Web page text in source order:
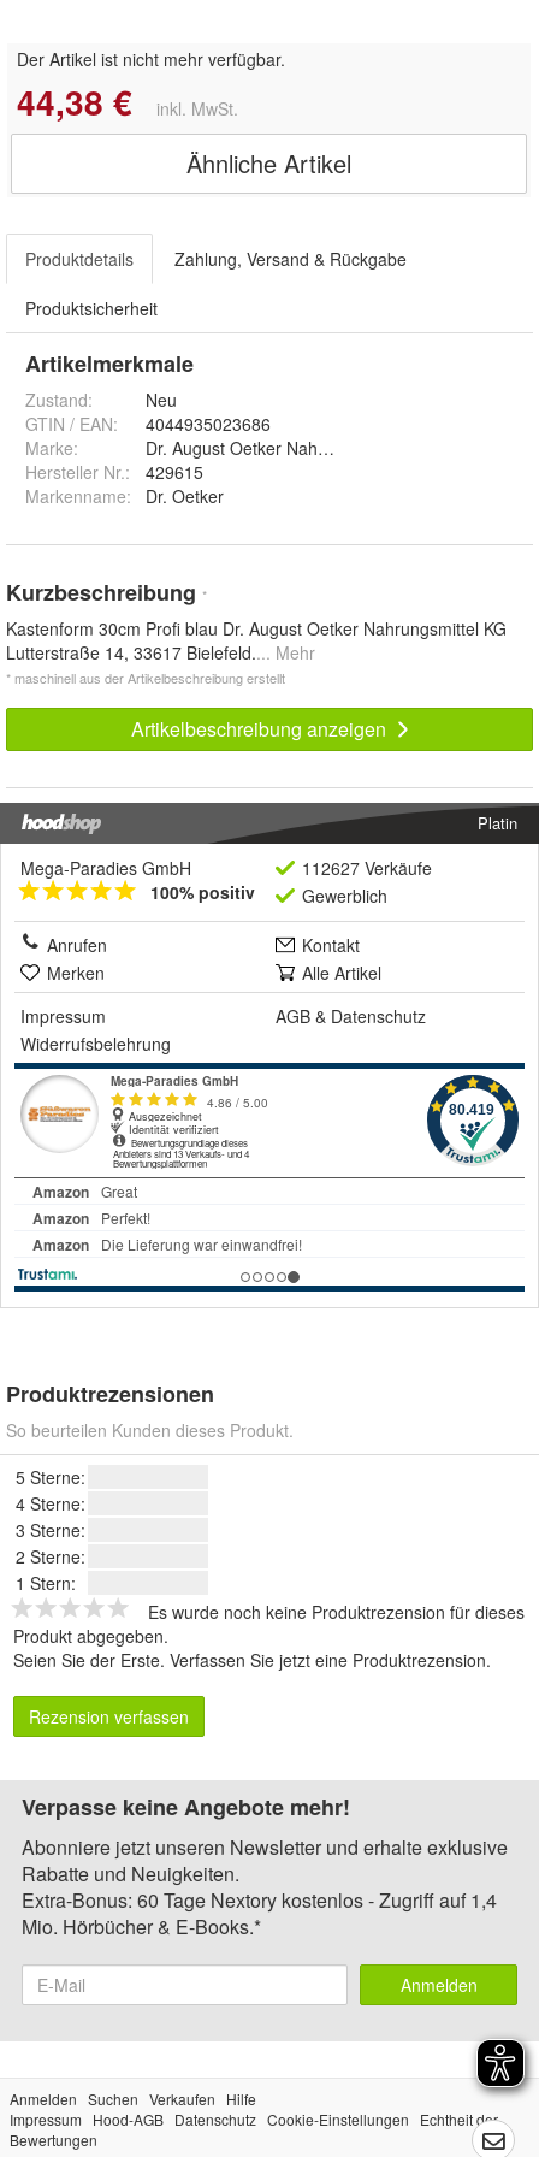
Der Artikel ist nicht mehr verfügbar.
44,38 € inkl. MwSt.
Ähnliche Artikel
Produktdetails Zahlung, Versand & Rückgabe
Produktsicherheit
Artikelmerkmale
Zustand:
Neu
GTIN / EAN:
4044935023686
Marke:
Dr. August Oetker Nahrungsmittel KG
Hersteller Nr.:
429615
Markenname: Dr. Oetker
Kurzbeschreibung *
Kastenform 30cm Profi blau Dr. August Oetker Nahrungsmittel KG
Lutterstraße 14, 33617 Bielefeld.... Mehr
* maschinell aus der Artikelbeschreibung erstellt
Artikelbeschreibung anzeigen
Platin
Mega-Paradies GmbH
100% positiv
112627 Verkäufe
Gewerblich
Anrufen
Kontakt
Merken
Alle Artikel
Impressum
AGB & Datenschutz
Widerrufsbelehrung
Produktrezensionen
So beurteilen Kunden dieses Produkt.
5 Sterne:
4 Sterne:
3 Sterne:
2 Sterne:
1 Stern:
Es wurde noch keine Produktrezension für dieses
Produkt abgegeben.
Seien Sie der Erste. Verfassen Sie jetzt eine Produktrezension.
Rezension verfassen
Verpasse keine Angebote mehr!
Abonniere jetzt unseren Newsletter und erhalte exklusive
Rabatte und Neuigkeiten.
Extra-Bonus: 60 Tage Nextory kostenlos - Zugriff auf 1,4
Mio. Hörbücher & E-Books.*
Anmelden
Anmelden Suchen Verkaufen
Hilfe
Impressum
Hood-AGB Datenschutz Cookie-Einstellungen
Echtheit der
Bewertungen